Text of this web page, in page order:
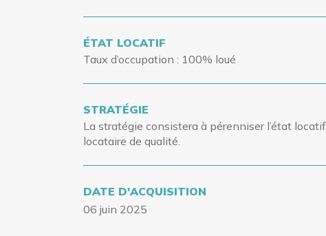
ÉTAT LOCATIF
Taux d’occupation : 100% loué
STRATÉGIE
La stratégie consistera à pérenniser l’état
locataire de qualité.
DATE D'ACQUISITION
06 juin 2025